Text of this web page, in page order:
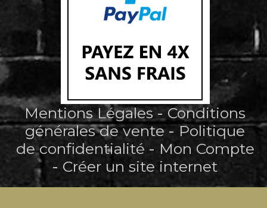
Mentions Légales
Conditions
générales de vente
Politique
de confidentialité
Mon Compte
Créer un site internet